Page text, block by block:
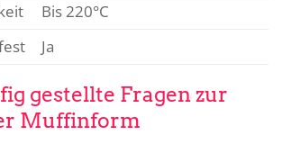
Bis 220°C
Ja
gestellte Fragen zur
Muffinform